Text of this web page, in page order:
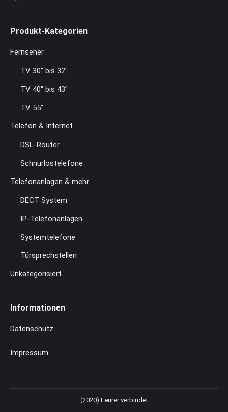
Produkt-Kategorien
Fernseher
TV 30" bis 32"
TV 40" bis 43"
TV 55"
Telefon & Internet
DSL-Router
Schnurlostelefone
Telefonanlagen & mehr
DECT System
IP-Telefonanlagen
Systemtelefone
Türsprechstellen
Unkategorisiert
Informationen
Datenschutz
Impressum
(2020) Feurer verbindet